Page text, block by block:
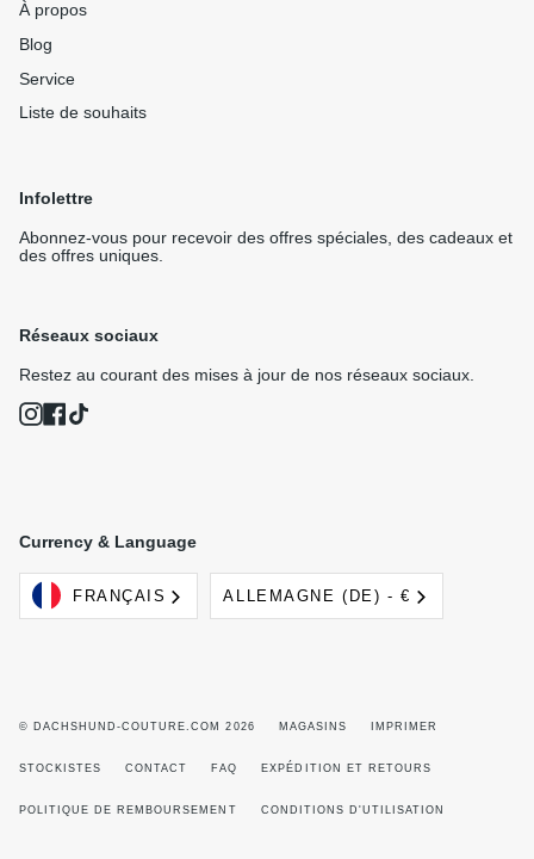
À propos
Blog
Service
Liste de souhaits
Infolettre
Abonnez-vous pour recevoir des offres spéciales, des cadeaux et
des offres uniques.
Réseaux sociaux
Restez au courant des mises à jour de nos réseaux sociaux.
InstagramFacebook
Currency & Language
Langue
FRANÇAIS Devise
ALLEMAGNE (DE) - €
© DACHSHUND-COUTURE.COM 2026 MAGASINS IMPRIMER
STOCKISTES CONTACT FAQ EXPÉDITION ET RETOURS
POLITIQUE DE REMBOURSEMENT CONDITIONS D'UTILISATION